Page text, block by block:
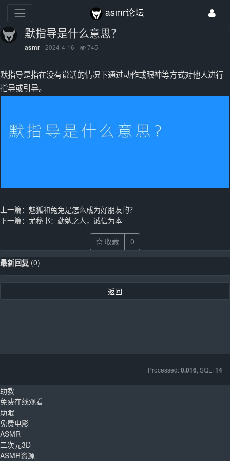
asmr论坛
默指导是什么意思？
asmr 2024-4-16 745
默指导是指在没有说话的情况下通过动作或眼神等方式对他人进行
指导或引导。
上一篇： 魅狐和兔兔是怎么成为好朋友的？
下一篇： 尤秘书：勤勉之人，诚信为本
收藏 0
最新回复 (0)
返回
Processed:0.016 , SQL: 14
助教
免费在线观看
助眠
免费电影
ASMR
二次元3D
ASMR资源